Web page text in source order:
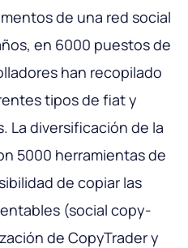
de una red social
en 6000 puestos de
han recopilado
tipos de fiat y
La diversificación de la
5000 herramientas de
de copiar las
(social copy-
de CopyTrader y